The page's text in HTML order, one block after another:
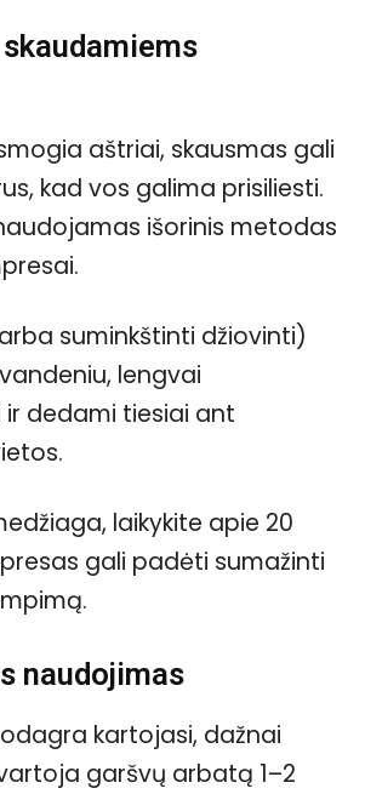
aštriai, skausmas gali
kad vos galima prisiliesti.
išorinis metodas
suminkštinti džiovinti)
lengvai
ir dedami tiesiai ant
laikykite apie 20
gali padėti sumažinti
naudojimas
kartojasi, dažnai
garšvų arbatą 1–2